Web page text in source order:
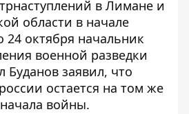
в Лимане и
области в начале
24 октября начальник
военной разведки
заявил, что
остается на том же
войны.